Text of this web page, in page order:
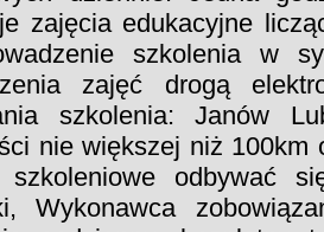
zajęcia edukacyjne
szkolenia w
zajęć drogą
szkolenia: Janów
nie większej niż
szkoleniowe odbywać
Wykonawca